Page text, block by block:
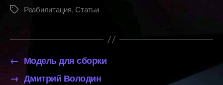
МеткиРеабилитация,Статьи
← Модель для сборки
→ Дмитрий Володин